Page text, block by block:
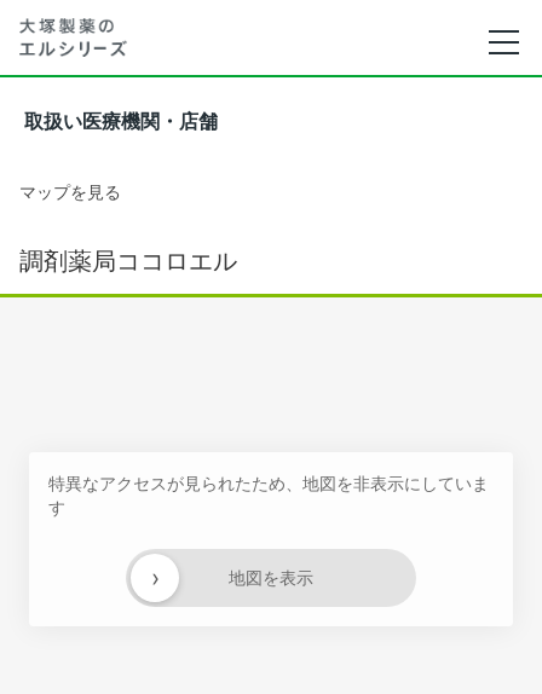
取扱い医療機関・店舗
マップを見る
調剤薬局ココロエル
特異なアクセスが見られたため、地図を非表示にしていま
す
地図を表示
›